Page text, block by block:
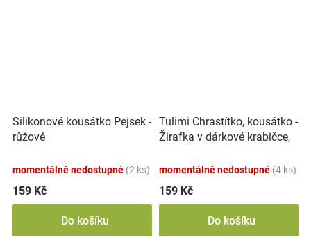
Silikonové kousátko Pejsek -
růžové
momentálně nedostupné (2 ks)
159 Kč
Do košíku
Tulimi Chrastítko, kousátko -
Žirafka v dárkové krabičce,
momentálně nedostupné (4 ks)
159 Kč
Do košíku